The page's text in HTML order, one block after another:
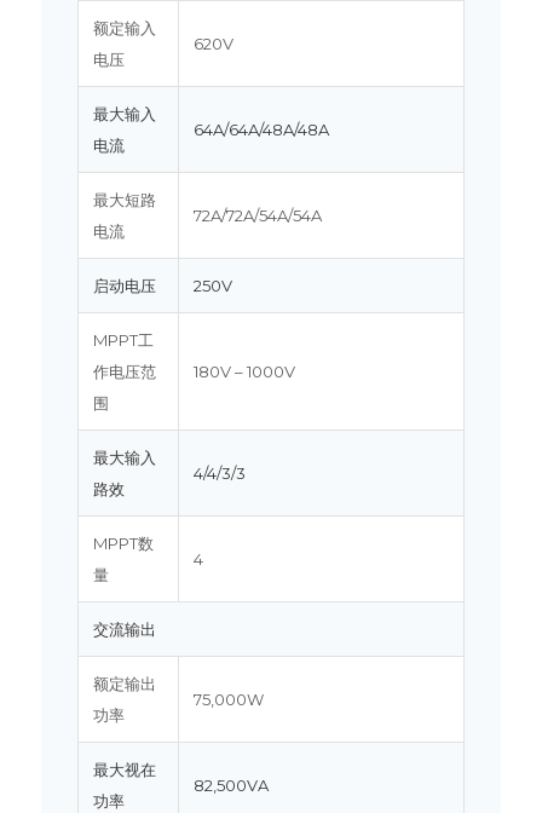
额定输入
电压
620V
最大输入
电流
64A/64A/48A/48A
最大短路
电流
72A/72A/54A/54A
启动电压 250V
MPPT工
作电压范
围
180V – 1000V
最大输入
路效
4/4/3/3
MPPT数
量
4
交流输出
额定输出
功率
75,000W
最大视在
功率
82,500VA